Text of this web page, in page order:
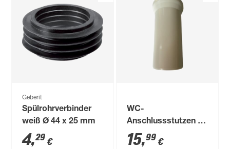
Geberit
Spülrohrverbinder
weiß Ø 44 x 25 mm
4,29 €
WC-
Anschlussstutzen Ø
140 mm
15,99 €